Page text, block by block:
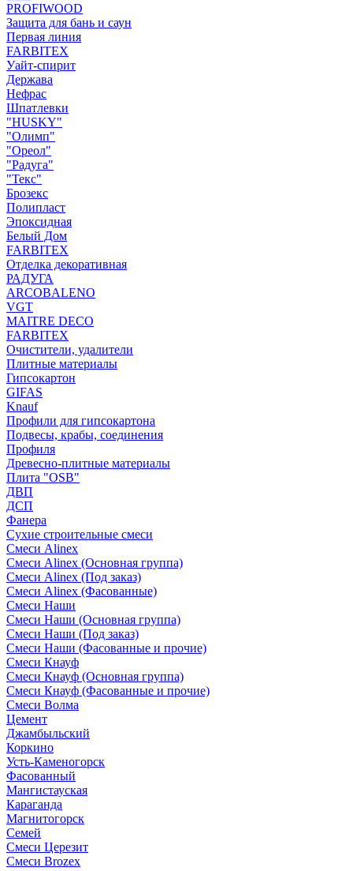
PROFIWOOD
Защита для бань и саун
Первая линия
FARBITEX
Уайт-спирит
Держава
Нефрас
Шпатлевки
"HUSKY"
"Олимп"
"Ореол"
"Радуга"
"Текс"
Брозекс
Полипласт
Эпоксидная
Белый Дом
FARBITEX
Отделка декоративная
РАДУГА
ARCOBALENO
VGT
MAITRE DECO
FARBITEX
Очистители, удалители
Плитные материалы
Гипсокартон
GIFAS
Knauf
Профили для гипсокартона
Подвесы, крабы, соединения
Профиля
Древесно-плитные материалы
Плита "OSB"
ДВП
ДСП
Фанера
Сухие строительные смеси
Смеси Alinex
Смеси Alinex (Основная группа)
Смеси Alinex (Под заказ)
Смеси Alinex (Фасованные)
Смеси Наши
Смеси Наши (Основная группа)
Смеси Наши (Под заказ)
Смеси Наши (Фасованные и прочие)
Смеси Кнауф
Смеси Кнауф (Основная группа)
Смеси Кнауф (Фасованные и прочие)
Смеси Волма
Цемент
Джамбыльский
Коркино
Усть-Каменогорск
Фасованный
Мангистауская
Караганда
Магнитогорск
Семей
Смеси Церезит
Смеси Brozex